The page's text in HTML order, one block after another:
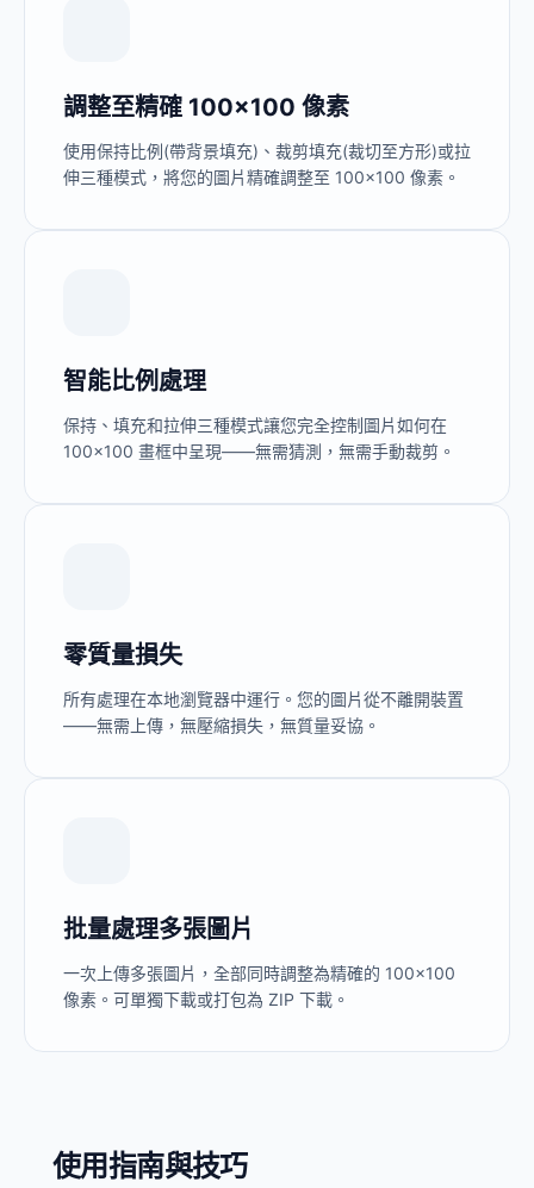
調整至精確 100×100 像素
使用保持比例(帶背景填充)、裁剪填充(裁切至方形)或拉
伸三種模式，將您的圖片精確調整至 100×100 像素。
智能比例處理
保持、填充和拉伸三種模式讓您完全控制圖片如何在
100×100 畫框中呈現——無需猜測，無需手動裁剪。
零質量損失
所有處理在本地瀏覽器中運行。您的圖片從不離開裝置
——無需上傳，無壓縮損失，無質量妥協。
批量處理多張圖片
一次上傳多張圖片，全部同時調整為精確的 100×100
像素。可單獨下載或打包為 ZIP 下載。
使用指南與技巧